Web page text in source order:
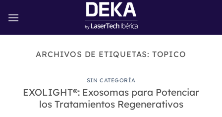
ARCHIVOS DE ETIQUETAS: TOPICO
SIN CATEGORÍA
EXOLIGHT®: Exosomas para Potenciar
los Tratamientos Regenerativos